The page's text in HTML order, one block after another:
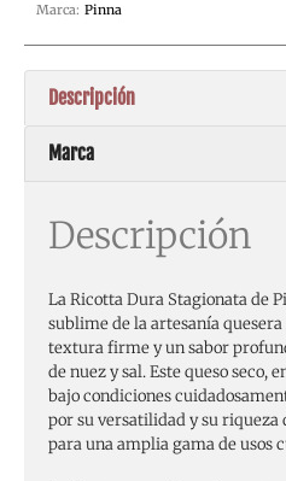
Marca: Pinna
Descripción
Marca
Descripción
La Ricotta Dura Stagionata de
sublime de la artesanía
textura firme y un sabor
de nuez y sal. Este queso seco,
bajo condiciones
por su versatilidad y su riqueza
para una amplia gama de usos